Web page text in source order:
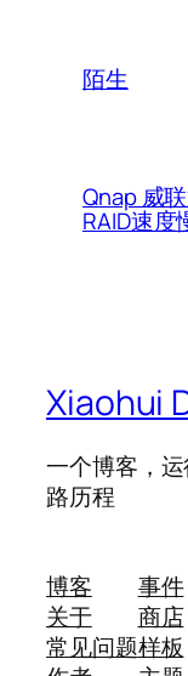
陌生
Qnap 威
RAID速度
Xiaohui
一个博客，
路历程
博客
关于
常见问题
事件
商店
样板